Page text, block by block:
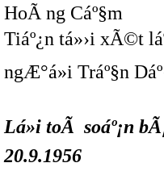
HoÃ ng Cáº§m
Tiáº¿n tá»›i xÃ©t
ngÆ°á»i Tráº§n
Lá»i toÃ soáº¡n
20.9.1956